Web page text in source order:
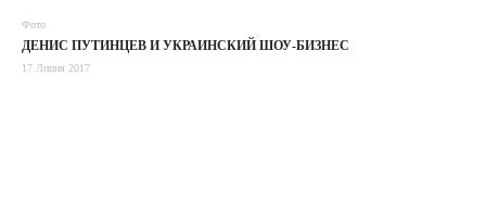
Фото
ДЕНИС ПУТИНЦЕВ И УКРАИНСКИЙ ШОУ-БИЗНЕС
17 Липня 2017